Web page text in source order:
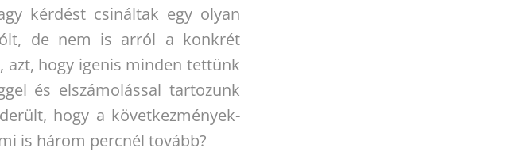
kérdést csináltak egy olyan
de nem is arról a konkrét
azt, hogy igenis minden tettünk
és elszámolással tartozunk
hogy a következmények-
is három percnél tovább?